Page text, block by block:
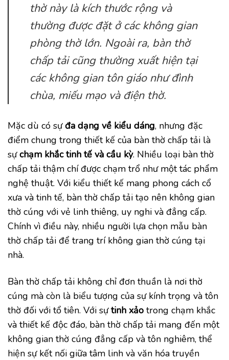
thờ này là kích thước rộng và
thường được đặt ở các không gian
phòng thờ lớn. Ngoài ra, bàn thờ
chấp tải cũng thường xuất hiện tại
các không gian tôn giáo như đình
chùa, miếu mạo và điện thờ.
Mặc dù có sựđa dạng về kiểu dáng, nhưng đặc
điểm chung trong thiết kế của bàn thờ chấp tải là
sựchạm khắc tinh tế và cầu kỳ. Nhiều loại bàn thờ
chấp tải thậm chí được chạm trổ như một tác phẩm
nghệ thuật. Với kiểu thiết kế mang phong cách cổ
xưa và tinh tế, bàn thờ chấp tải tạo nên không gian
thờ cúng với vẻ linh thiêng, uy nghi và đẳng cấp.
Chính vì điều này, nhiều người lựa chọn mẫu bàn
thờ chấp tải để trang trí không gian thờ cúng tại
nhà.
Bàn thờ chấp tải không chỉ đơn thuần là nơi thờ
cúng mà còn là biểu tượng của sự kính trọng và tôn
thờ đối với tổ tiên. Với sựtinh xảo trong chạm khắc
và thiết kế độc đáo, bàn thờ chấp tải mang đến một
không gian thờ cúng đẳng cấp và tôn nghiêm, thể
hiện sự kết nối giữa tâm linh và văn hóa truyền